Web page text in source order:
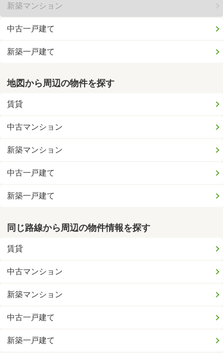
新築マンション
中古一戸建て
新築一戸建て
地図から周辺の物件を探す
賃貸
中古マンション
新築マンション
中古一戸建て
新築一戸建て
同じ路線から周辺の物件情報を探す
賃貸
中古マンション
新築マンション
中古一戸建て
新築一戸建て